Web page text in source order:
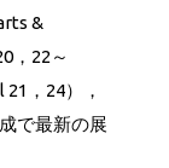
&
，22～
，24），
で最新の展